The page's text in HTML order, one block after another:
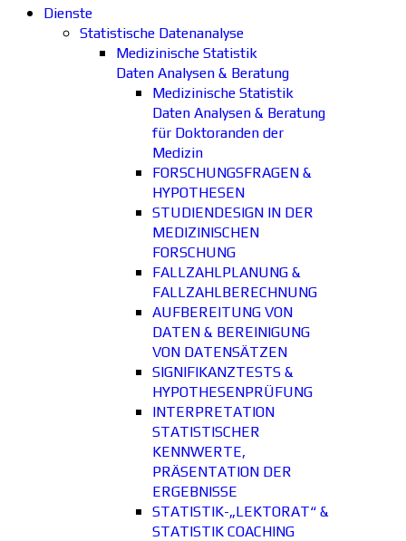
Dienste
Statistische Datenanalyse
Medizinische Statistik
Daten Analysen & Beratung
Medizinische Statistik
Daten Analysen & Beratung
für Doktoranden der
Medizin
FORSCHUNGSFRAGEN &
HYPOTHESEN
STUDIENDESIGN IN DER
MEDIZINISCHEN
FORSCHUNG
FALLZAHLPLANUNG &
FALLZAHLBERECHNUNG
AUFBEREITUNG VON
DATEN & BEREINIGUNG
VON DATENSÄTZEN
SIGNIFIKANZTESTS &
HYPOTHESENPRÜFUNG
INTERPRETATION
STATISTISCHER
KENNWERTE,
PRÄSENTATION DER
ERGEBNISSE
STATISTIK-„LEKTORAT“ &
STATISTIK COACHING